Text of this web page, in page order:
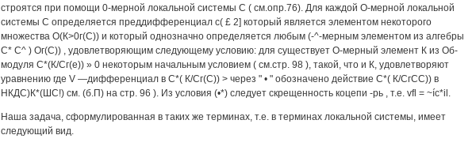
строятся при помощи 0-мерной локальной системы С ( см.опр.76). Для каждой О-мерной локальной
системы С определяется преддифференциал с( £ 2] который является элементом некоторого
множества О(К>0г(С)) и который однозначно определяется любым (-^-мерным элементом из алгебры
С* С^ ) Ог(С)) , удовлетворяющим следующему условию: для существует О-мерный элемент К из Об-
модуля С*(К/Сг(е)) » 0 некоторым начальным условием ( см.стр. 98 ), такой, что и К, удовлетворяют
уравнению где V —дифференциал в С*( К/Сг(С)) > через " • " обозначено действие С*( К/СгСС)) в
НКДС)К*(ШС!) см. (б.П) на стр. 96 ). Из условия (•*) следует скрещенность коцепи -рь , т.е. vfl = ~íc*il.
Наша задача, сформулированная в таких же терминах, т.е. в терминах локальной системы, имеет
следующий вид.